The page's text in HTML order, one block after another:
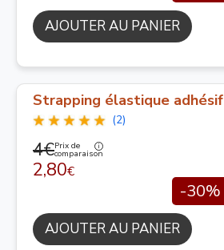
AJOUTER AU PANIER
Strapping élastique adhésif
(2)
4€Prix de
comparaison
2,80€
-30%
AJOUTER AU PANIER